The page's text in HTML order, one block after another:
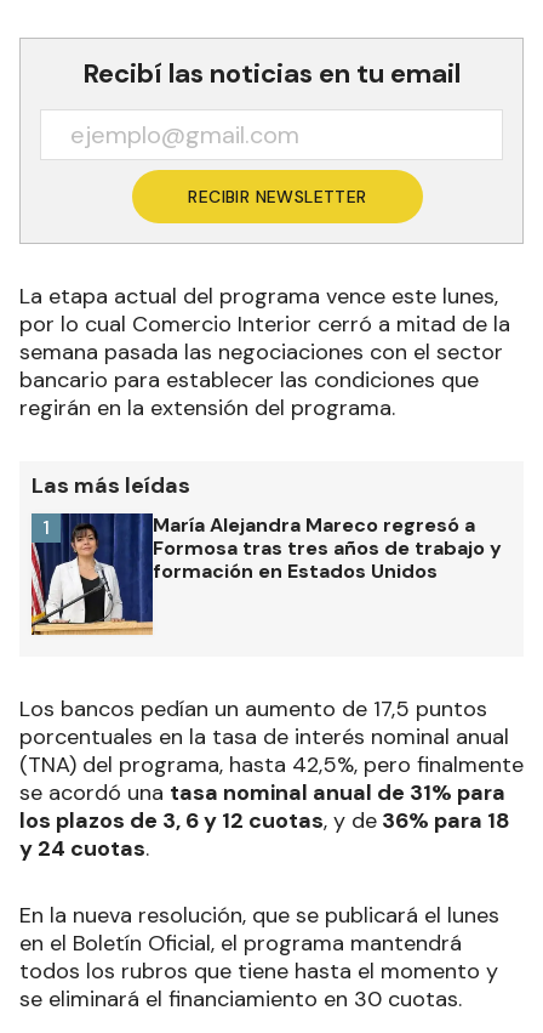
Recibí las noticias en tu email
RECIBIR NEWSLETTER
La etapa actual del programa vence este lunes,
por lo cual Comercio Interior cerró a mitad de la
semana pasada las negociaciones con el sector
bancario para establecer las condiciones que
regirán en la extensión del programa.
Las más leídas
María Alejandra Mareco regresó a
Formosa tras tres años de trabajo y
formación en Estados Unidos
1
Los bancos pedían un aumento de 17,5 puntos
porcentuales en la tasa de interés nominal anual
(TNA) del programa, hasta 42,5%, pero finalmente
se acordó una tasa nominal anual de 31% para
los plazos de 3, 6 y 12 cuotas, y de 36% para 18
y 24 cuotas.
En la nueva resolución, que se publicará el lunes
en el Boletín Oficial, el programa mantendrá
todos los rubros que tiene hasta el momento y
se eliminará el financiamiento en 30 cuotas.